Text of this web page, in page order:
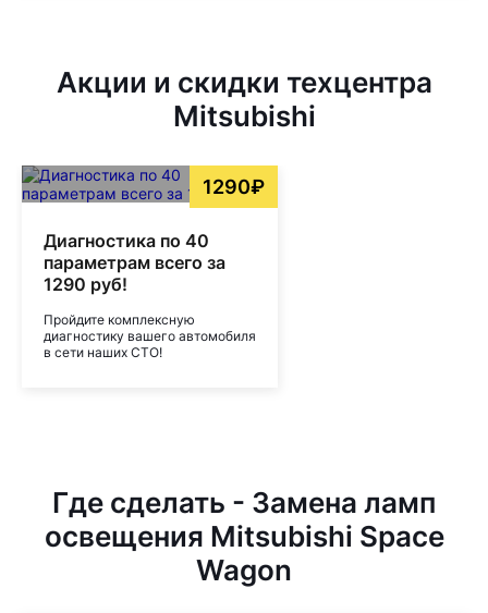
Акции и скидки техцентра
Mitsubishi
1290₽
Диагностика по 40
параметрам всего за
1290 руб!
Пройдите комплексную
диагностику вашего автомобиля
в сети наших СТО!
Где сделать - Замена ламп
освещения Mitsubishi Space
Wagon